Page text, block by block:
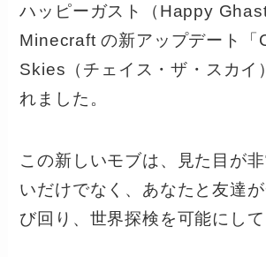
ハッピーガスト（Happy Ghast
Minecraft の新アップデート「
Skies（チェイス・ザ・スカイ
れました。
この新しいモブは、見た目が
いだけでなく、あなたと友達
び回り、世界探検を可能にして